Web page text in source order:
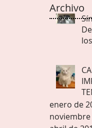
Archivo
enero de
noviembre